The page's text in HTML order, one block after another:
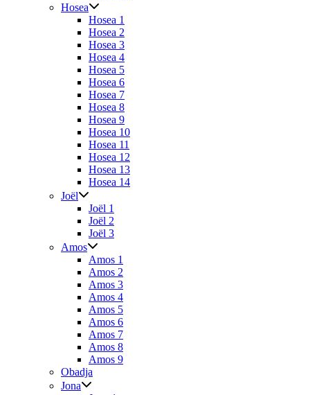
Hosea
Hosea 1
Hosea 2
Hosea 3
Hosea 4
Hosea 5
Hosea 6
Hosea 7
Hosea 8
Hosea 9
Hosea 10
Hosea 11
Hosea 12
Hosea 13
Hosea 14
Joël
Joël 1
Joël 2
Joël 3
Amos
Amos 1
Amos 2
Amos 3
Amos 4
Amos 5
Amos 6
Amos 7
Amos 8
Amos 9
Obadja
Jona